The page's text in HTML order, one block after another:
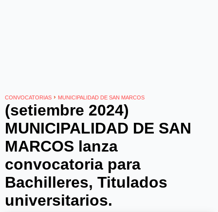
CONVOCATORIAS › MUNICIPALIDAD DE SAN MARCOS
(setiembre 2024)
MUNICIPALIDAD DE SAN
MARCOS lanza
convocatoria para
Bachilleres, Titulados
universitarios.